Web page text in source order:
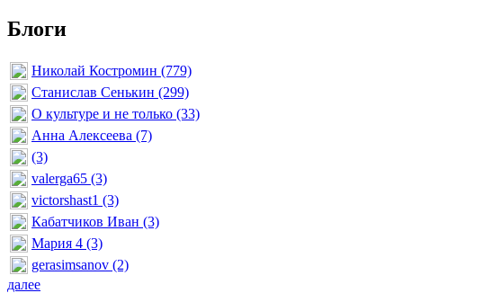
Блоги
Николай Костромин (779)
Станислав Сенькин (299)
О культуре и не только (33)
Анна Алексеева (7)
(3)
valerga65 (3)
victorshast1 (3)
Кабатчиков Иван (3)
Мария 4 (3)
gerasimsanov (2)
далее